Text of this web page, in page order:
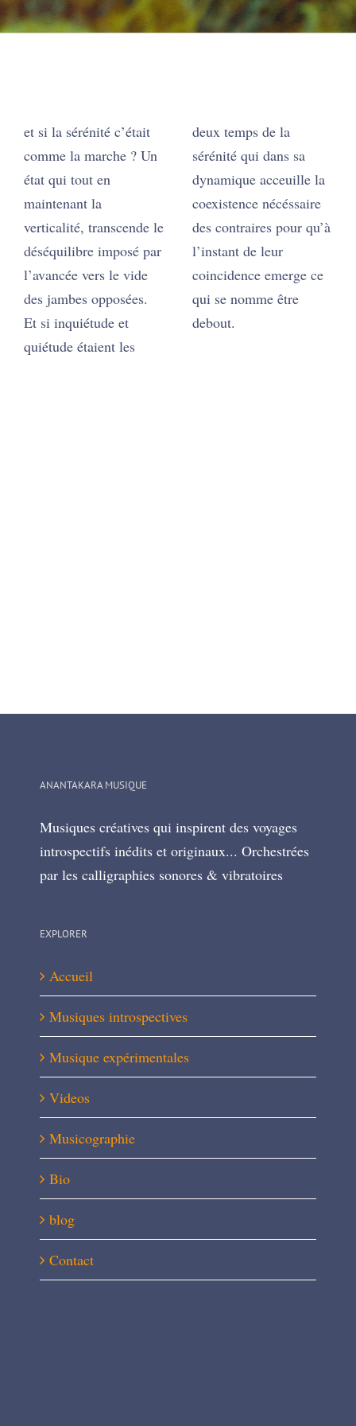
et si la sérénité c’était
comme la marche ? Un
état qui tout en
maintenant la
verticalité, transcende le
déséquilibre imposé par
l’avancée vers le vide
des jambes opposées.
Et si inquiétude et
quiétude étaient les
deux temps de la
sérénité qui dans sa
dynamique acceuille la
coexistence nécéssaire
des contraires pour qu’à
l’instant de leur
coincidence emerge ce
qui se nomme être
debout.
ANANTAKARA MUSIQUE
Musiques créatives qui inspirent des voyages
introspectifs inédits et originaux... Orchestrées
par les calligraphies sonores & vibratoires
EXPLORER
Accueil
Musiques introspectives
Musique expérimentales
Videos
Musicographie
Bio
blog
Contact